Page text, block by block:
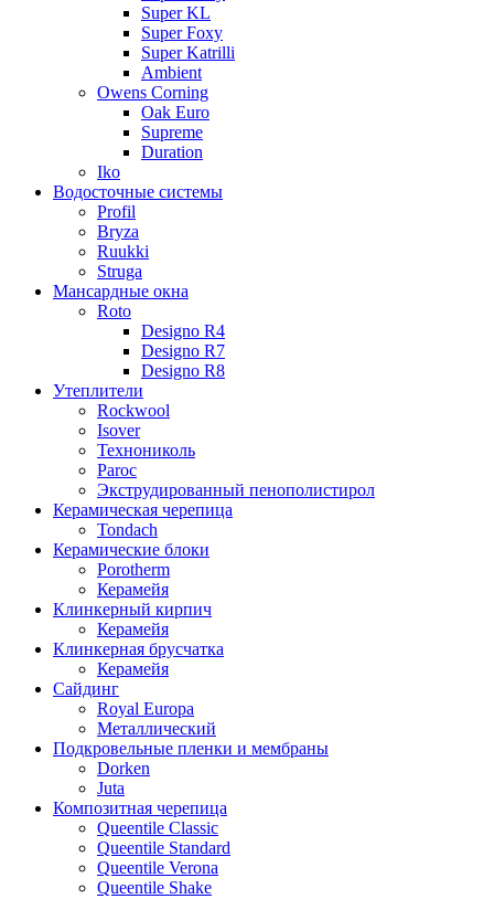
Super KL
Super Foxy
Super Katrilli
Ambient
Owens Corning
Oak Euro
Supreme
Duration
Iko
Водосточные системы
Profil
Bryza
Ruukki
Struga
Мансардные окна
Roto
Designo R4
Designo R7
Designo R8
Утеплители
Rockwool
Isover
Технониколь
Paroc
Экструдированный пенополистирол
Керамическая черепица
Tondach
Керамические блоки
Porotherm
Керамейя
Клинкерный кирпич
Керамейя
Клинкерная брусчатка
Керамейя
Сайдинг
Royal Europa
Металлический
Подкровельные пленки и мембраны
Dorken
Juta
Композитная черепица
Queentile Classic
Queentile Standard
Queentile Verona
Queentile Shake